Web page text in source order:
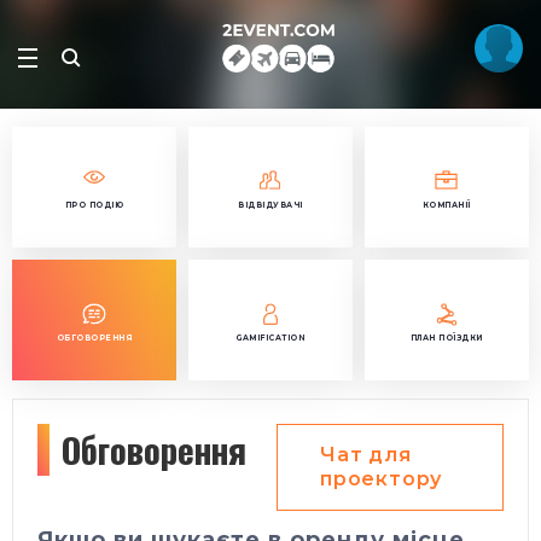
ПРО ПОДІЮ ВІДВІДУВАЧІ КОМПАНІЇ
ОБГОВОРЕННЯ GAMIFICATION ПЛАН ПОЇЗДКИ
Обговорення
Чат для
проектору